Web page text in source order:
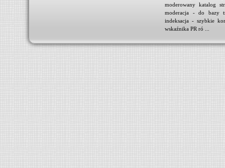
moderowany katalog
moderacja - do bazy
indeksacja - szybkie
wskaźnika PR ró ...